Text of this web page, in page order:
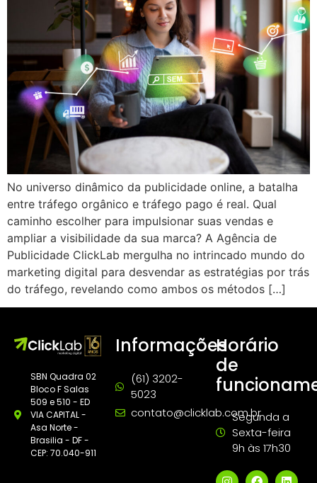
No universo dinâmico da publicidade online, a batalha
entre tráfego orgânico e tráfego pago é real. Qual
caminho escolher para impulsionar suas vendas e
ampliar a visibilidade da sua marca? A Agência de
Publicidade ClickLab mergulha no intrincado mundo do
marketing digital para desvendar as estratégias por trás
do tráfego, revelando como ambos os métodos […]
SBN Quadra 02
Bloco F Salas
509 e 510 - ED
VIA CAPITAL -
Asa Norte -
Brasilia - DF -
CEP: 70.040-911
Informações
(61) 3202-
5023
contato@clicklab.com.br
Horário
de
Segunda a
Sexta-feira
9h às 17h30